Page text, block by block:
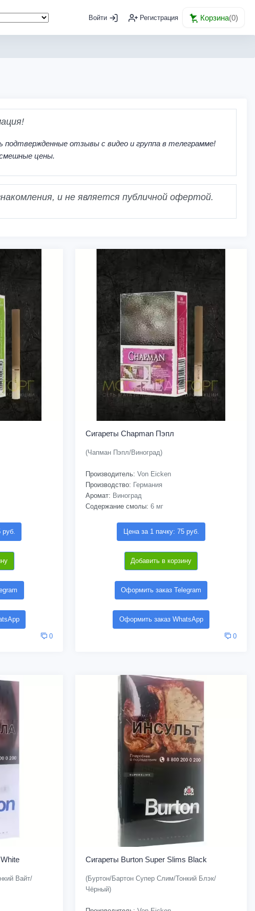
Войти Регистрация Корзина(0)
отзывы с видео и группа в телеграмме!
смешные цены.
и не является публичной офертой.
руб.
0
Сигареты Chapman Пэпл
(Чапман Пэпл/Виноград)
Производитель: Von Eicken
Производство: Германия
Аромат: Виноград
Содержание смолы: 6 мг
Цена за 1 пачку: 75 руб.
Добавить в корзину
Оформить заказ Telegram
Оформить заказ WhatsApp
0
Вайт/
Сигареты Burton Super Slims Black
(Буртон/Бартон Супер Слим/Тонкий Блэк/
Чёрный)